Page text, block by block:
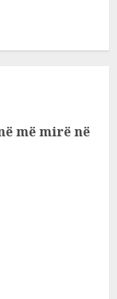
më mirë në